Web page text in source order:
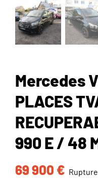
Mercedes
PLACES
990 E / 48
69 900 €